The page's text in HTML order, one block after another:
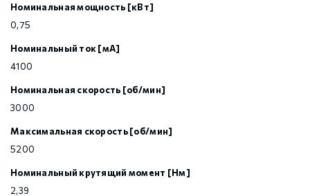
Номинальная мощность [кВт]
0,75
Номинальный ток [мА]
4100
Номинальная скорость [об/мин]
3000
Максимальная скорость [об/мин]
5200
Номинальный крутящий момент [Нм]
2,39